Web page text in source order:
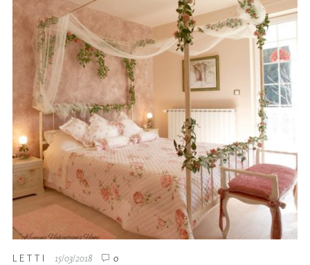
LETTI 15/03/2018 0